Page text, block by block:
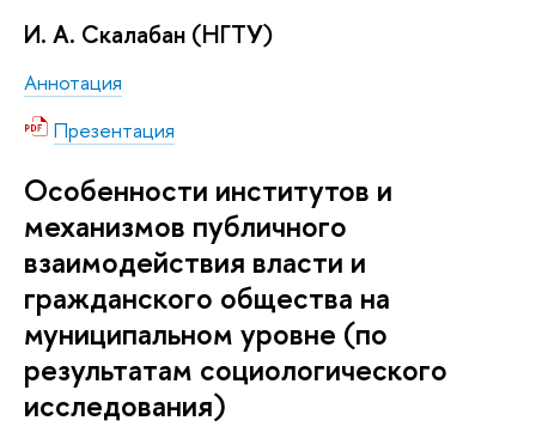
И. А. Скалабан (НГТУ)
Аннотация
Презентация
Особенности институтов и
механизмов публичного
взаимодействия власти и
гражданского общества на
муниципальном уровне (по
результатам социологического
исследования)